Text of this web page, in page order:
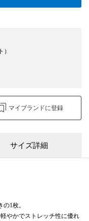
マイブランドに登録
サイズ詳細
1枚。
やかでストレッチ性に優れ